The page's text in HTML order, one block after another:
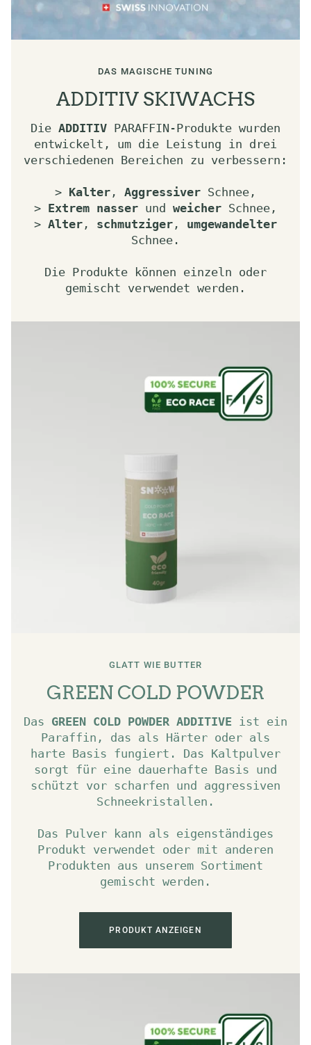
DAS MAGISCHE TUNING
ADDITIV SKIWACHS
Die ADDITIV PARAFFIN-Produkte wurden
entwickelt, um die Leistung in drei
verschiedenen Bereichen zu verbessern:
> Kalter , Aggressiver Schnee,
> Extrem nasser und weicher Schnee,
> Alter , schmutziger , umgewandelter
Schnee.
Die Produkte können einzeln oder
gemischt verwendet werden.
GLATT WIE BUTTER
GREEN COLD POWDER
Das GREEN COLD POWDER ADDITIVE ist ein
Paraffin, das als Härter oder als
harte Basis fungiert. Das Kaltpulver
sorgt für eine dauerhafte Basis und
schützt vor scharfen und aggressiven
Schneekristallen.
Das Pulver kann als eigenständiges
Produkt verwendet oder mit anderen
Produkten aus unserem Sortiment
gemischt werden.
PRODUKT ANZEIGEN